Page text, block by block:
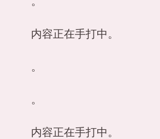
内容正在手打中。
。
。
内容正在手打中。